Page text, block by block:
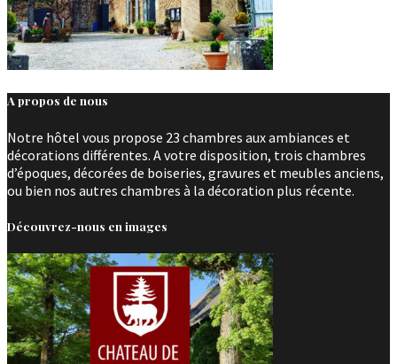
A propos de nous
Notre hôtel vous propose 23 chambres aux ambiances et
décorations différentes. A votre disposition, trois chambres
d’époques, décorées de boiseries, gravures et meubles anciens,
ou bien nos autres chambres à la décoration plus récente.
Découvrez-nous en images